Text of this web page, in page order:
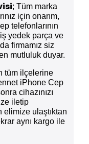
; Tüm marka
için onarım,
telefonlarının
yedek parça ve
firmamız siz
mutluluk duyar.
tüm ilçelerine
iPhone Cep
cihazınızı
iletip
elimize ulaştıktan
aynı kargo ile